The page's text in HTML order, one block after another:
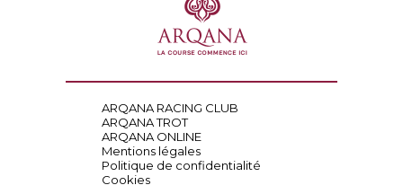
ARQANA RACING CLUB
ARQANA TROT
ARQANA ONLINE
Mentions légales
Politique de confidentialité
Cookies